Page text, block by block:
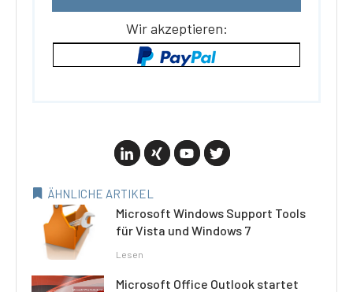
Wir akzeptieren:
ÄHNLICHE ARTIKEL
Microsoft Windows Support Tools
für Vista und Windows 7
Lesen
Microsoft Office Outlook startet